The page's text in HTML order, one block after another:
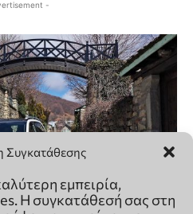
Συγκατάθεσης
εμπειρία,
Η συγκατάθεσή σας στη